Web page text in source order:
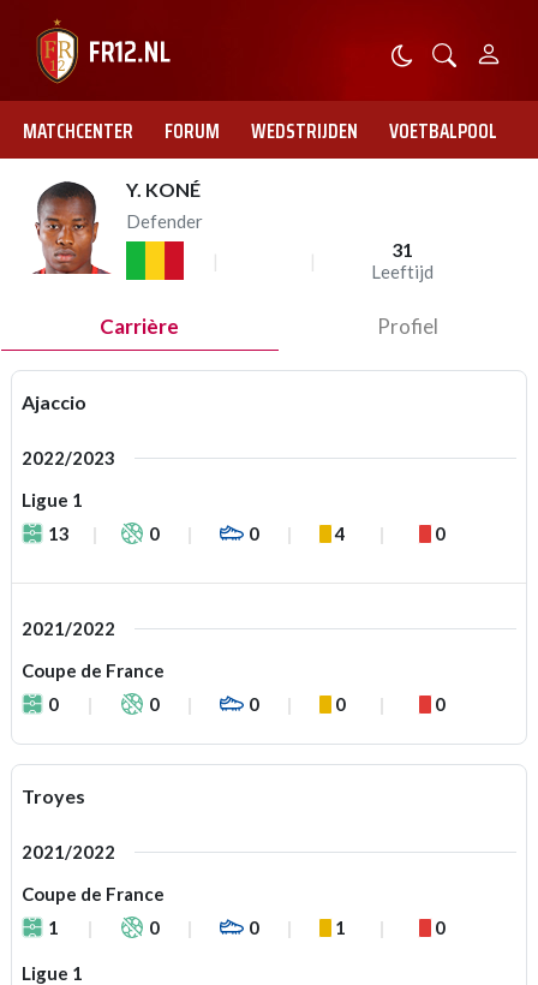
MATCHCENTER FORUM WEDSTRIJDEN VOETBALPOOL
Y. KONÉ
Defender
31
Leeftijd
Carrière Profiel
Ajaccio
2022/2023
Ligue 1
13
0 0 4 0
2021/2022
Coupe de France
0
0 0 0 0
Troyes
2021/2022
Coupe de France
1
0 0 1 0
Ligue 1